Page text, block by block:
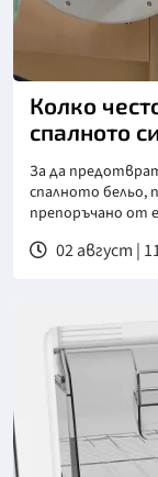
Колко
спалното
За да
спалното бельо,
препоръчано от
02 август |